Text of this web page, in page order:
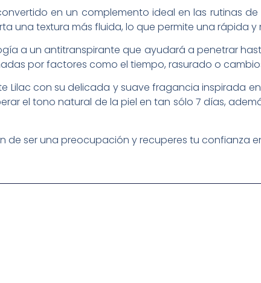
en un complemento ideal en las rutinas
una textura más fluida, lo que permite una rápida y
a un antitranspirante que ayudará a penetrar
por factores como el tiempo, rasurado o
Lilac con su delicada y suave fragancia inspirada
el tono natural de la piel en tan sólo 7 días,
de ser una preocupación y recuperes tu confianza